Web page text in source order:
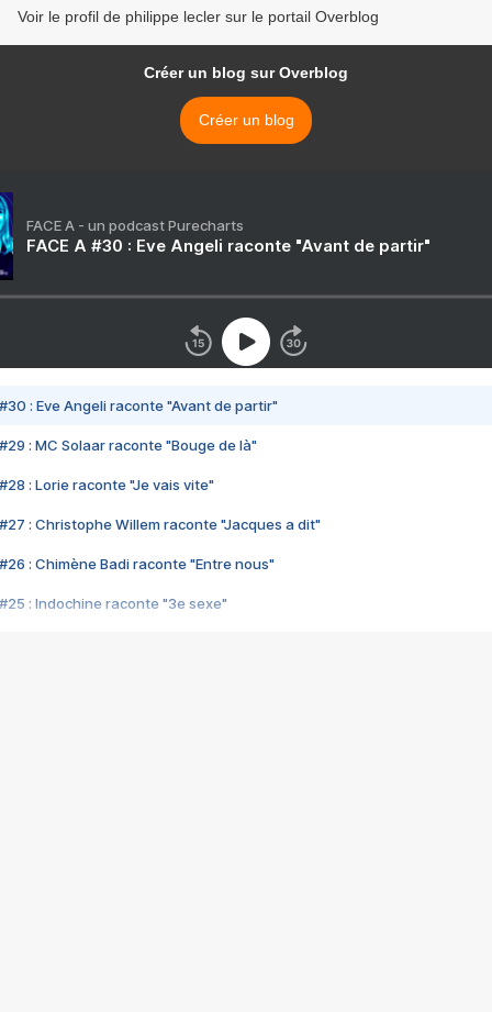
Voir le profil de philippe lecler sur le portail Overblog
Créer un blog sur Overblog
Créer un blog
FACE A - un podcast Purecharts
FACE A #30 : Eve Angeli raconte "Avant de partir"
#30 : Eve Angeli raconte "Avant de partir"
#29 : MC Solaar raconte "Bouge de là"
#28 : Lorie raconte "Je vais vite"
#27 : Christophe Willem raconte "Jacques a dit"
#26 : Chimène Badi raconte "Entre nous"
#25 : Indochine raconte "3e sexe"